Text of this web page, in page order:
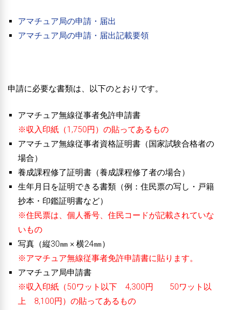
アマチュア局の申請・届出
アマチュア局の申請・届出記載要領
申請に必要な書類は、以下のとおりです。
アマチュア無線従事者免許申請書
※収入印紙（1,750円）の貼ってあるもの
アマチュア無線従事者資格証明書（ 国家試験合格者の
場合）
養成課程修了証明書（養成課程修了者の場合）
生年月日を証明できる書類（例：住民票の写し・戸籍
抄本・印鑑証明書など）
※住民票は、個人番号、住民コードが記載されていな
いもの
写真（縦30㎜ × 横24㎜）
※アマチュア無線従事者免許申請書に貼ります。
アマチュア局申請書
※収入印紙（50ワット以下 4,300円 50ワット以
上 8,100円）の貼ってあるもの